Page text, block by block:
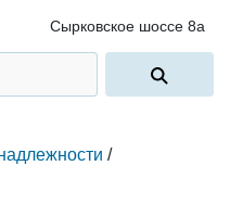
Сырковское шоссе 8а
/